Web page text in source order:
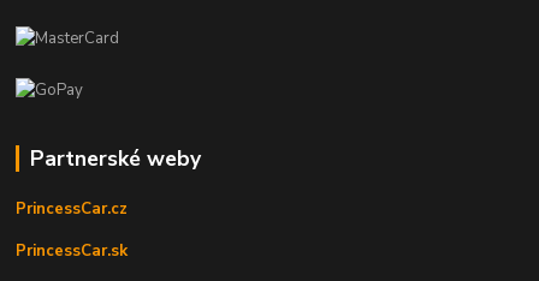
Partnerské weby
PrincessCar.cz
PrincessCar.sk